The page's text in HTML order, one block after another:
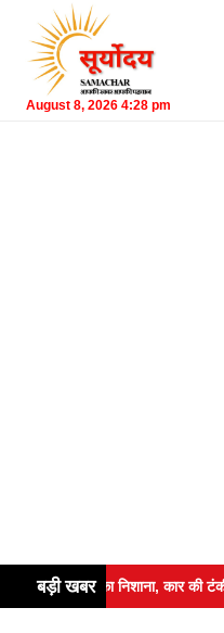
August 8, 2026 4:28 pm
बड़ी खबर
का निशाना, कार की टंकी